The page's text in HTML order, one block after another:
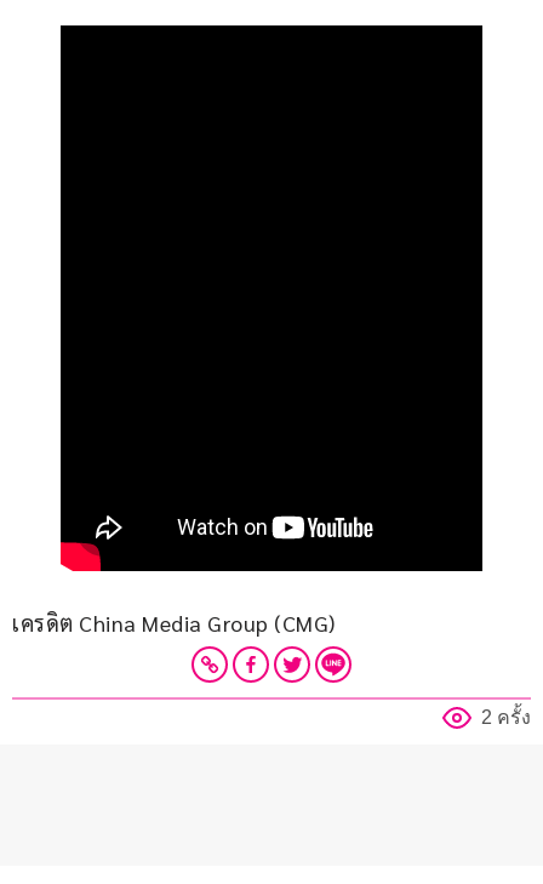
เครดิต China Media Group (CMG)
2 ครั้ง